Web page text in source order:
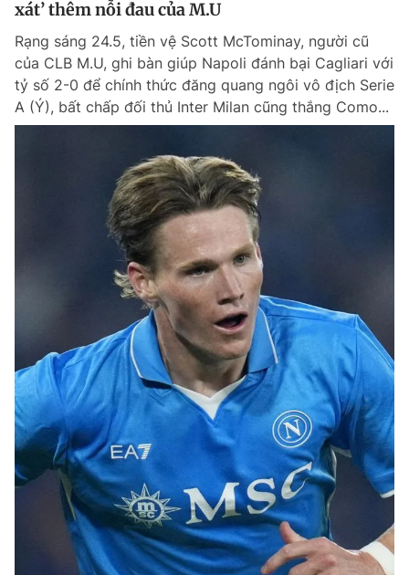
Phó tổng biên tập: Lâm Hiếu Dũng
Tổng thư ký tòa soạn: Đức Trung
Giấy phép xuất bản số 110/GP - BTTTT cấp ngày 24.3.2020
© 2003-2026 Bản quyền thuộc về Báo Thanh Niên. Cấm sao chép
dưới mọi hình thức nếu không có sự chấp thuận bằng văn bản.
Phát triển bởi ePi Technologies, JSC.
xát’ thêm nỗi đau của M.U
Rạng sáng 24.5, tiền vệ Scott McTominay, người cũ
của CLB M.U, ghi bàn giúp Napoli đánh bại Cagliari với
tỷ số 2-0 để chính thức đăng quang ngôi vô địch Serie
A (Ý), bất chấp đối thủ Inter Milan cũng thắng Como...